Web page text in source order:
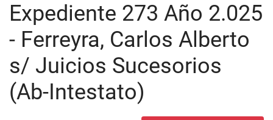
Expediente 273 Año 2.025
- Ferreyra, Carlos Alberto
s/ Juicios Sucesorios
(Ab-Intestato)